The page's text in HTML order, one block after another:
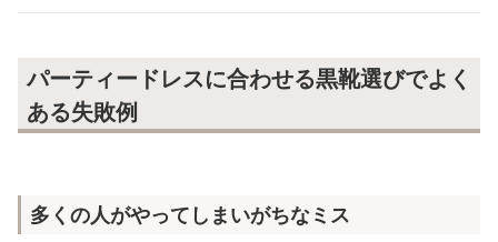
パーティードレスに合わせる黒靴選びでよく
ある失敗例
多くの人がやってしまいがちなミス